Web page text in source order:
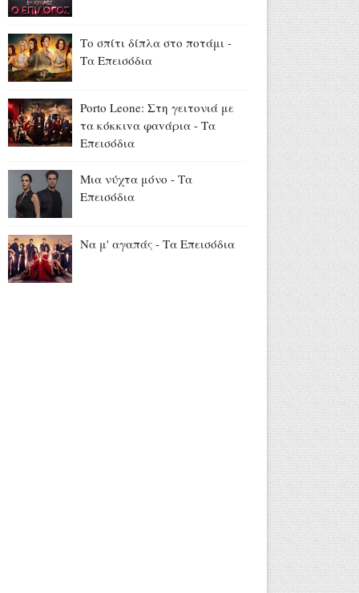
Ιερωσύνης του Οικουμενικού
Πατριάρχου
Το σπίτι δίπλα στο ποτάμι -
Τα Επεισόδια
Porto Leone: Στη γειτονιά με
τα κόκκιvα φαvάρια - Τα
Επεισόδια
Μια νύχτα μόνο - Τα
Επεισόδια
Να μ' αγαπάς - Τα Επεισόδια